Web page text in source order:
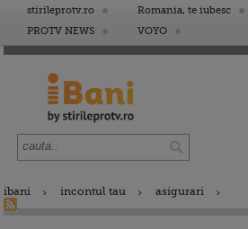
stirileprotv.ro Romania, te iubesc
PROTV NEWS
VOYO
ibani incontul tau asigurari